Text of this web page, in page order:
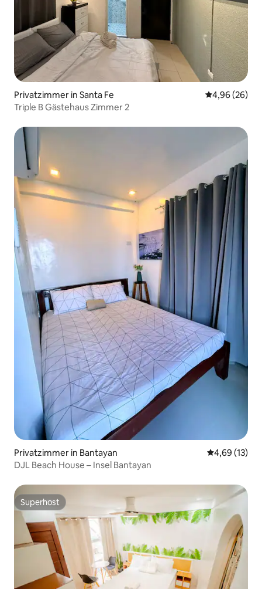
Privatzimmer in Santa Fe
4,96 (26)
Triple B Gästehaus Zimmer 2
Privatzimmer in Bantayan
4,69 (13)
DJL Beach House – Insel Bantayan
Superhost
Superhost